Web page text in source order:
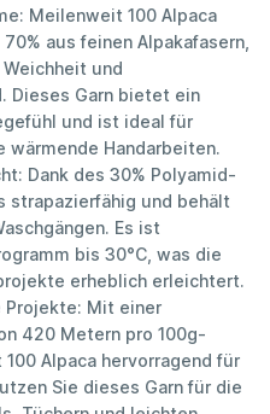
Meilenweit 100 Alpaca
aus feinen Alpakafasern,
und
Dieses Garn bietet ein
und ist ideal für
wärmende Handarbeiten.
Dank des 30% Polyamid-
strapazierfähig und behält
Es ist
bis 30°C, was die
erheblich erleichtert.
Projekte: Mit einer
420 Metern pro 100g-
Alpaca hervorragend für
Sie dieses Garn für die